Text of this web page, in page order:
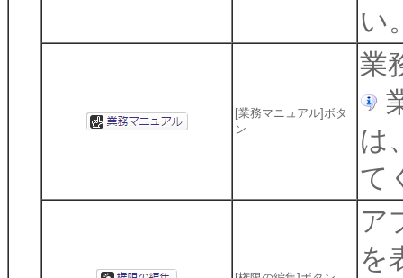
い
[業務マニュアル]ボタ
ン
業
は
て
ア
を